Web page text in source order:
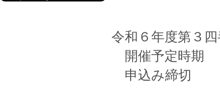
令和６年度第３
開催予定時期
申込み締切